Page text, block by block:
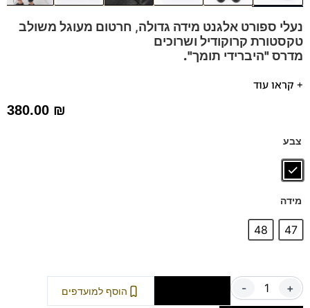
נעלי ספורט אלגנט מידה גדולה, חרטום מעוגל משולב
טקסטורת קרוקודיל ושרוכים
מדרס "היברידי תומך".
נעל אלגנטית בעלת נוכחות מתאימה לחליפות, מכנס אלגנט וגם
של פרנקו בן
זיעה.
דגם זה מגיע גם במידות 39-46 לחץ כאן
+ קראו עוד
380.00 ₪
צבע
מידה
47
48
- + הוסף למועדפים